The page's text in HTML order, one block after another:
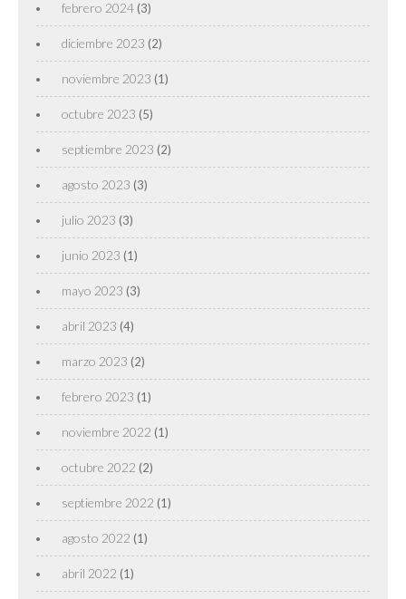
febrero 2024 (3)
diciembre 2023 (2)
noviembre 2023 (1)
octubre 2023 (5)
septiembre 2023 (2)
agosto 2023 (3)
julio 2023 (3)
junio 2023 (1)
mayo 2023 (3)
abril 2023 (4)
marzo 2023 (2)
febrero 2023 (1)
noviembre 2022 (1)
octubre 2022 (2)
septiembre 2022 (1)
agosto 2022 (1)
abril 2022 (1)